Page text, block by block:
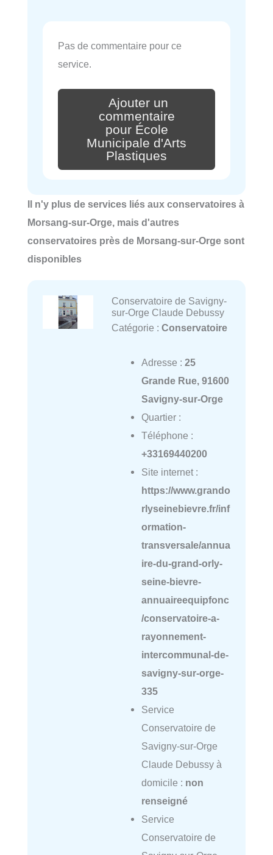
Pas de commentaire pour ce
service.
Ajouter un
commentaire
pour École
Municipale d'Arts
Plastiques
Il n'y plus de services liés aux conservatoires à
Morsang-sur-Orge, mais d'autres
conservatoires près de Morsang-sur-Orge sont
disponibles
Conservatoire de Savigny-
sur-Orge Claude Debussy
Catégorie : Conservatoire
Adresse : 25
Grande Rue, 91600
Savigny-sur-Orge
Quartier :
Téléphone :
+33169440200
Site internet :
https://www.grando
rlyseinebievre.fr/inf
ormation-
transversale/annua
ire-du-grand-orly-
seine-bievre-
annuaireequipfonc
/conservatoire-a-
rayonnement-
intercommunal-de-
savigny-sur-orge-
335
Service
Conservatoire de
Savigny-sur-Orge
Claude Debussy à
domicile : non
renseigné
Service
Conservatoire de